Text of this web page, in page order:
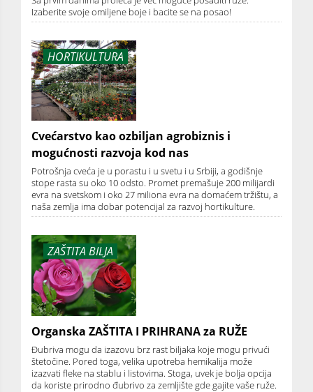
Izaberite svoje omiljene boje i bacite se na posao!
HORTIKULTURA
Cvećarstvo kao ozbiljan agrobiznis i
mogućnosti razvoja kod nas
Potrošnja cveća je u porastu i u svetu i u Srbiji, a godišnje
stope rasta su oko 10 odsto. Promet premašuje 200 milijardi
evra na svetskom i oko 27 miliona evra na domaćem tržištu, a
naša zemlja ima dobar potencijal za razvoj hortikulture.
ZAŠTITA BILJA
Organska ZAŠTITA I PRIHRANA za RUŽE
Đubriva mogu da izazovu brz rast biljaka koje mogu privući
štetočine. Pored toga, velika upotreba hemikalija može
izazvati fleke na stablu i listovima. Stoga, uvek je bolja opcija
da koriste prirodno đubrivo za zemljište gde gajite vaše ruže.